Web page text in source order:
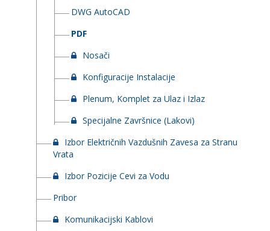
DWG AutoCAD
PDF
Nosači
Konfiguracije Instalacije
Plenum, Komplet za Ulaz i Izlaz
Specijalne Završnice (Lakovi)
Izbor Električnih Vazdušnih Zavesa za Stranu
Vrata
Izbor Pozicije Cevi za Vodu
Pribor
Komunikacijski Kablovi